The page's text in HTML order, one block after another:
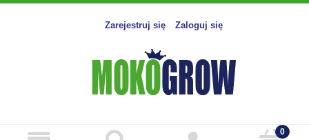
Zarejestruj się Zaloguj się